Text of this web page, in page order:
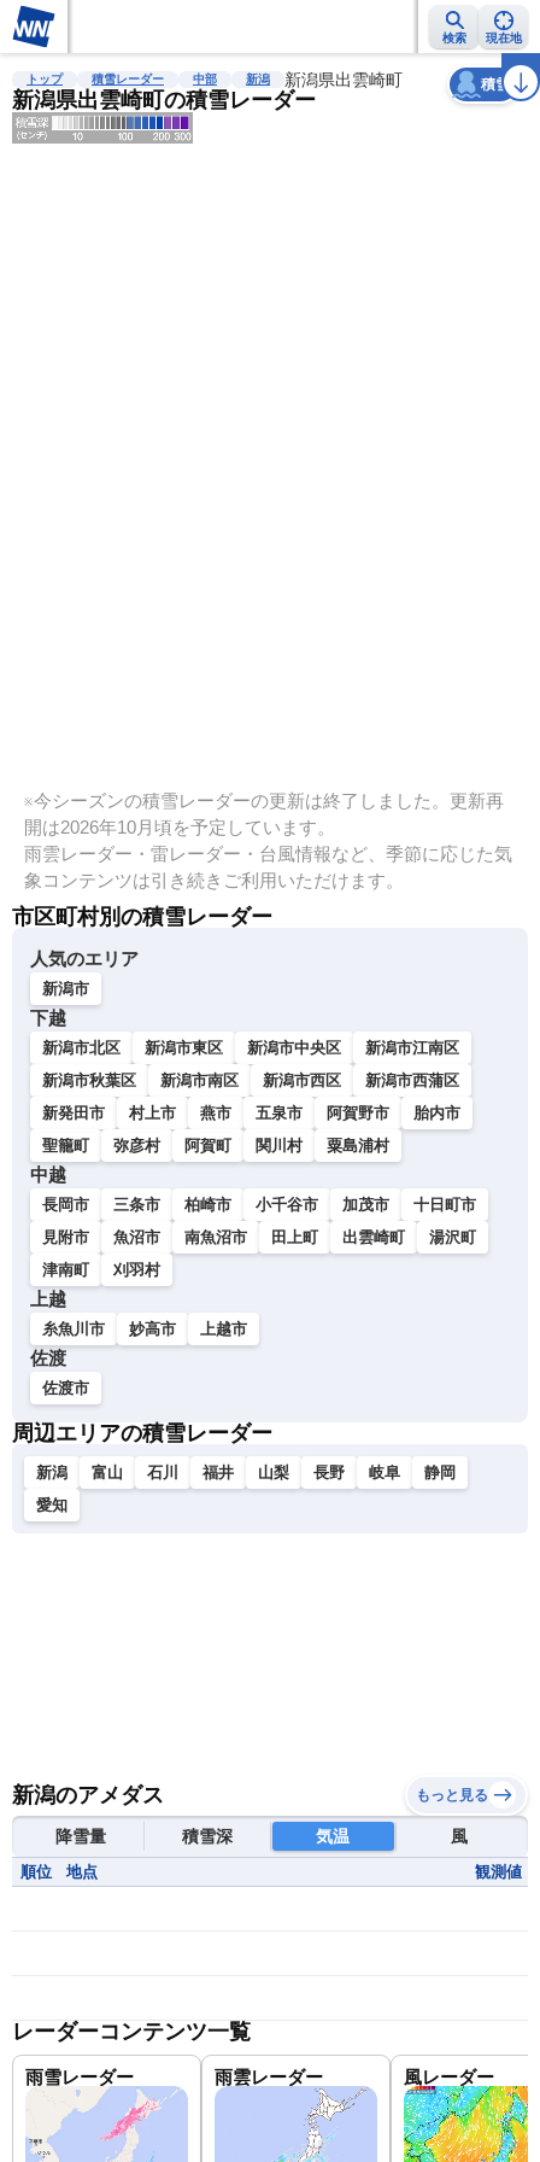
検索 現在地
雨雲レーダー 台風情報 地震情報 警報・注意報 2週間天気 ラ
トップ 積雪レーダー 中部 新潟 新潟県出雲崎町
新潟県出雲崎町の積雪レーダー
積雪
天気 台風
※今シーズンの積雪レーダーの更新は終了しました。更新再
開は2026年10月頃を予定しています。
雨雲レーダー・雷レーダー・台風情報など、季節に応じた気
象コンテンツは引き続きご利用いただけます。
市区町村別の積雪レーダー
人気のエリア
新潟市
下越
新潟市北区 新潟市東区 新潟市中央区
新潟市江南区
新潟市秋葉区
新潟市南区 新潟市西区
新潟市西蒲区
新発田市
村上市 燕市 五泉市 阿賀野市
胎内市
聖籠町
弥彦村 阿賀町 関川村 粟島浦村
中越
長岡市 三条市 柏崎市 小千谷市 加茂市
十日町市
見附市
魚沼市 南魚沼市 田上町 出雲崎町
湯沢町
津南町
刈羽村
上越
糸魚川市 妙高市 上越市
佐渡
佐渡市
周辺エリアの積雪レーダー
新潟 富山 石川 福井 山梨 長野 岐阜
静岡
愛知
新潟のアメダス もっと見る
降雪量 積雪深 気温 風
順位 地点 観測値
レーダーコンテンツ一覧
雨雪レーダー 雨雲レーダー 風レーダー